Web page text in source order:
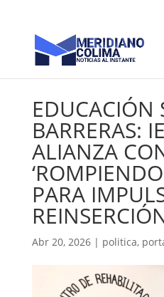
EDUCACIÓN
BARRERAS:
ALIANZA
PARA
Abr 20, 2026| politica,